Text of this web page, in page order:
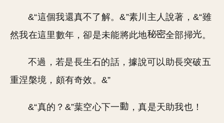
&“這個我還真不了解。&”素川主人說著，&“雖
然我在這里數年，卻是未能將此地
全部掃 。
不過，若是長生石的話，據說可以助長突破五
重涅槃境，頗有奇效。&”
&“真的？&”葉空心下一 ，真是天助我也！